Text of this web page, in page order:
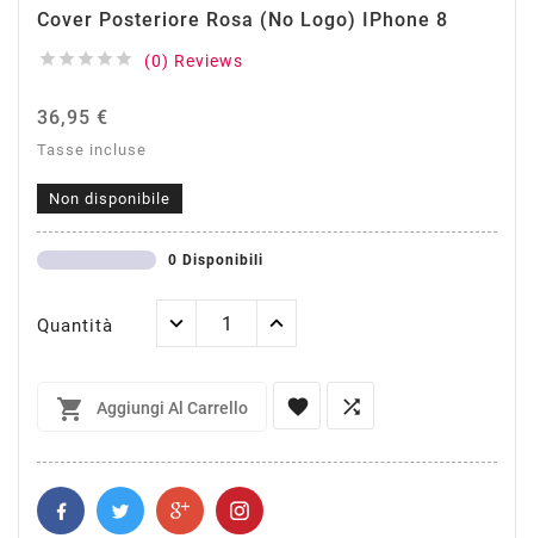
Cover Posteriore Rosa (no Logo) IPhone 8
     (0) Reviews
36,95 €
Tasse incluse
Non disponibile
0 Disponibili
Quantità
 Aggiungi Al Carrello  